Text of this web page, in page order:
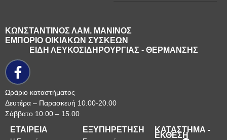
ΚΩΝΣΤΑΝΤΙΝΟΣ ΛΑΜ. ΜΑΝΙΝΟΣ
ΕΜΠΟΡΙΟ ΟΙΚΙΑΚΩΝ ΣΥΣΚΕΩΝ
ΕΙΔΗ ΛΕΥΚΟΣΙΔΗΡΟΥΡΓΙΑΣ - ΘΕΡΜΑΝΣΗΣ
Ωράριο καταστήματος
Δευτέρα – Παρασκευή 10.00-20.00
Σάββατο 10.00 – 15.00
ΕΤΑΙΡΕΙΑ ΕΞΥΠΗΡΕΤΗΣΗ ΚΑΤΑΣΤΗΜΑ -
ΕΚΘΕΣΗ